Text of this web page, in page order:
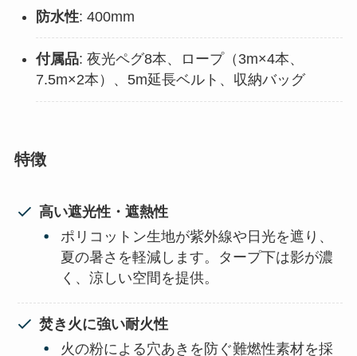
防水性: 400mm
付属品: 夜光ペグ8本、ロープ（3m×4本、
7.5m×2本）、5m延長ベルト、収納バッグ
特徴
高い遮光性・遮熱性
ポリコットン生地が紫外線や日光を遮り、
夏の暑さを軽減します。タープ下は影が濃
く、涼しい空間を提供。
焚き火に強い耐火性
火の粉による穴あきを防ぐ難燃性素材を採